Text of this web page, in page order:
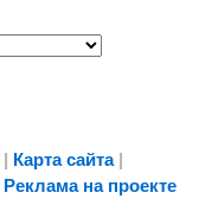
| Карта сайта|
Реклама на проекте